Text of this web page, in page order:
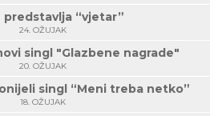
predstavlja “vjetar”
24. OŽUJAK
singl "Glazbene nagrade"
20. OŽUJAK
singl “Meni treba netko”
18. OŽUJAK